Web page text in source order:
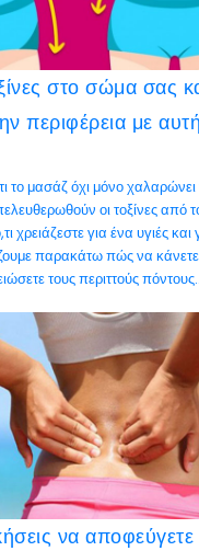
στο σώμα σας
περιφέρεια με
το μασάζ όχι μόνο χαλαρώνει
οι τοξίνες από
χρειάζεστε για ένα υγιές
παρακάτω πώς να
τους περιττούς
να